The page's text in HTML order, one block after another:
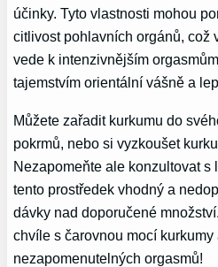
účinky. Tyto vlastnosti mohou
citlivost pohlavních orgánů, což
vede k intenzivnějším
tajemstvím orientální vášně a
Můžete zařadit kurkumu do
pokrmů, nebo si vyzkoušet
Nezapomeňte ale konzultovat s
tento prostředek vhodný a
dávky nad doporučené
chvíle s čarovnou mocí
nezapomenutelných orgasmů!